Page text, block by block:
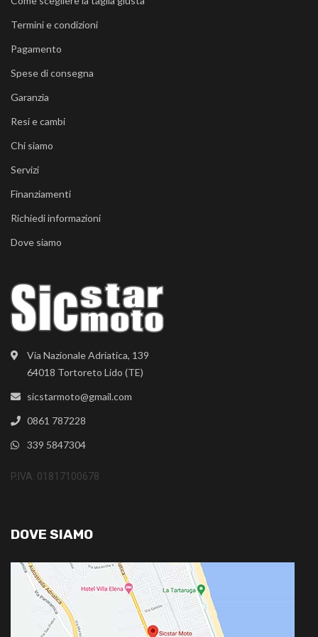
Via Nazionale Adriatica, 139
64018 Tortoreto Lido (TE)
sicstarmoto@gmail.com
0861 787228
339 5847304
P.IVA: 01817100678
Termini e condizioni
Pagamento
Spese di consegna
Garanzia
Resi e cambi
Chi siamo
Servizi
Finanziamenti
Richiedi informazioni
Dove siamo
DOVE SIAMO